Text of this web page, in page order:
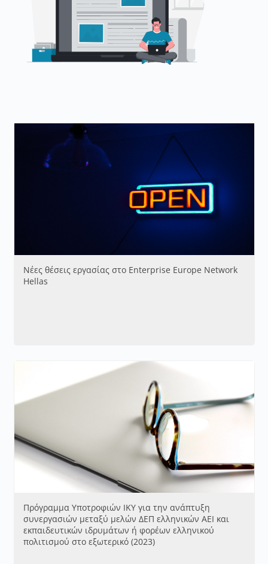
Νέες θέσεις εργασίας στο Enterprise Europe Network
Hellas
Πρόγραμμα Υποτροφιών ΙΚΥ για την ανάπτυξη
συνεργασιών μεταξύ μελών ΔΕΠ ελληνικών ΑΕΙ και
εκπαιδευτικών ιδρυμάτων ή φορέων ελληνικού
πολιτισμού στο εξωτερικό (2023)